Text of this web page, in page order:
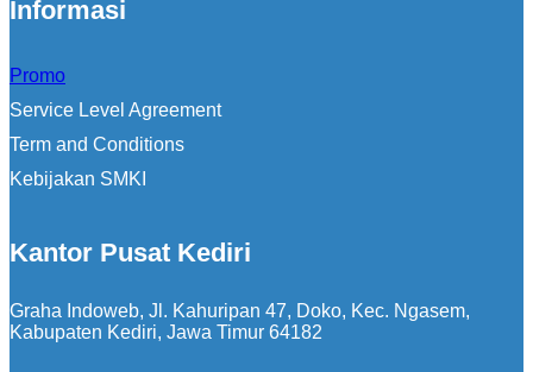
Informasi
Promo
Service Level Agreement
Term and Conditions
Kebijakan SMKI
Kantor Pusat Kediri
Graha Indoweb, Jl. Kahuripan 47, Doko, Kec. Ngasem,
Kabupaten Kediri, Jawa Timur 64182